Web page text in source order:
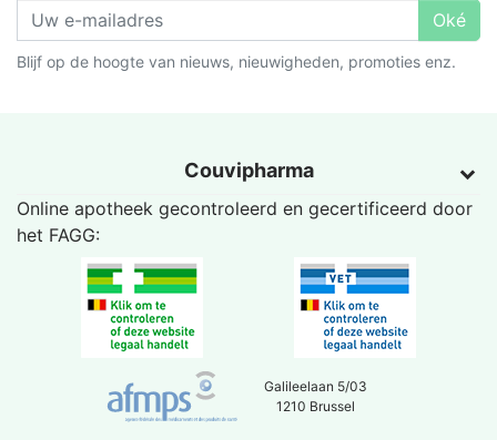
Oké
Blijf op de hoogte van nieuws, nieuwigheden, promoties enz.
Couvipharma
Online apotheek gecontroleerd en gecertificeerd door
het FAGG:
Galileelaan 5/03
1210 Brussel